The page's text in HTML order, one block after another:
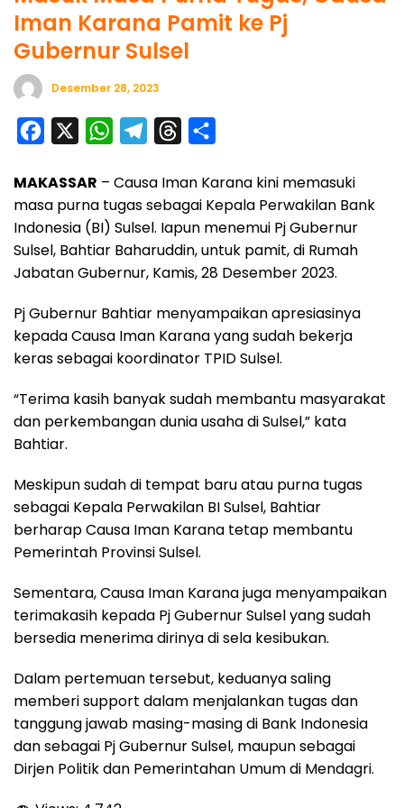
Iman Karana Pamit ke Pj
Gubernur Sulsel
Desember 28, 2023
c
e
b
o
k
W
a
t
s
A
p
l
e
g
m
r
e
a
d
a
r
e
MAKASSAR – Causa Iman Karana kini memasuki
masa purna tugas sebagai Kepala Perwakilan Bank
Indonesia (BI) Sulsel. Iapun menemui Pj Gubernur
Sulsel, Bahtiar Baharuddin, untuk pamit, di Rumah
Jabatan Gubernur, Kamis, 28 Desember 2023.
Pj Gubernur Bahtiar menyampaikan apresiasinya
kepada Causa Iman Karana yang sudah bekerja
keras sebagai koordinator TPID Sulsel.
“Terima kasih banyak sudah membantu masyarakat
dan perkembangan dunia usaha di Sulsel,” kata
Bahtiar.
Meskipun sudah di tempat baru atau purna tugas
sebagai Kepala Perwakilan BI Sulsel, Bahtiar
berharap Causa Iman Karana tetap membantu
Pemerintah Provinsi Sulsel.
Sementara, Causa Iman Karana juga menyampaikan
terimakasih kepada Pj Gubernur Sulsel yang sudah
bersedia menerima dirinya di sela kesibukan.
Dalam pertemuan tersebut, keduanya saling
memberi support dalam menjalankan tugas dan
tanggung jawab masing-masing di Bank Indonesia
dan sebagai Pj Gubernur Sulsel, maupun sebagai
Dirjen Politik dan Pemerintahan Umum di Mendagri.